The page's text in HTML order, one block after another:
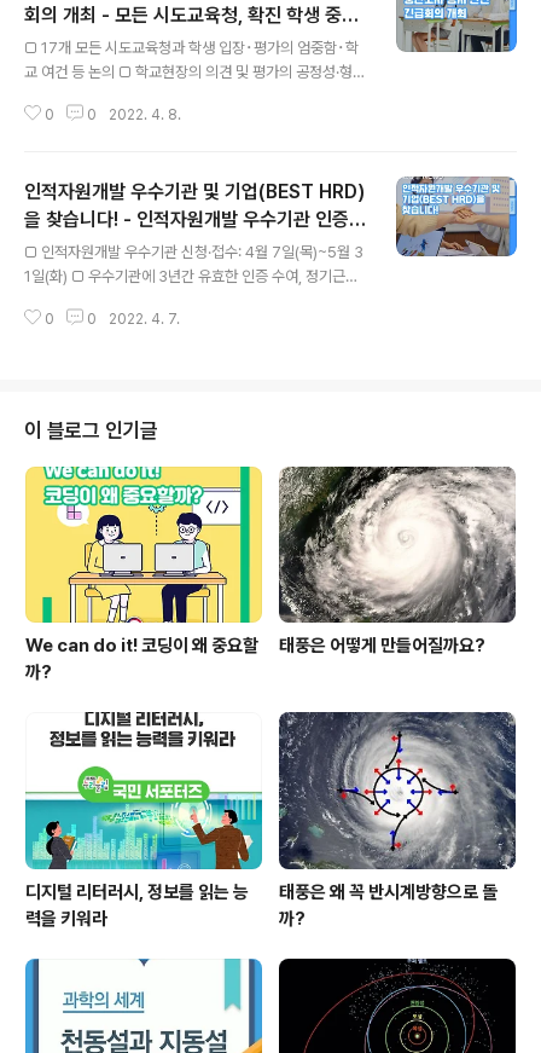
회의 개최 - 모든 시도교육청, 확진 학생 중간
고사 응시 제한 원칙 유지 협의 -
□ 17개 모든 시도교육청과 학생 입장･평가의 엄중함･학
교 여건 등 논의 □ 학교현장의 의견 및 평가의 공정성·형평
행 방침(확진자 미응시) 유지 교육부(부총리 겸 교육부 장
도록 허용해달라는 요구와 관련하여 시도교육청과 집중 협
의하고자 긴급으로 비상 점검·지원단 회의를 4월 8일(금)
에 개최하였다. 코로나19 확진으로 보건당국으로부터 격
리 통보된 학생들은 ｢학교보건법｣ 제8조 등에 따라 등교
중지 대상 학생으로 분류되어 등교할 수 없으므로, 그동안
지필평가에 응시하지 않고 성적 인정점*을 부여받았다. *
0 0 2022. 4. 8.
인적자원개발 우수기관 및 기업(BEST HRD)
을 찾습니다! - 인적자원개발 우수기관 인증
사업 공고 -
□ 인적자원개발 우수기관 신청·접수: 4월 7일(목)~5월 3
1일(화) □ 우수기관에 3년간 유효한 인증 수여, 정기근로
혜)와 고용노동부(장관 안경덕)는 ‘2022년도 인적자원개
학습 기업)으로 나눠 진행된다. 특히, 올해부터 민간부문은
온라인 접수*로도 신청·접수가 가능하며, 기존처럼 한국산
업인력공단 지부·지사를 통한 우편 및 방문접수도 가능하
다. * www.hrd4u.or.kr 참조 (인적자원개발 우수기관 인
증 페이지>온라인 신청>신청서 작성) 한편, 2006년부..
0 0 2022. 4. 7.
이 블로그 인기글
We can do it! 코딩이 왜 중요할
까?
태풍은 어떻게 만들어질까요?
디지털 리터러시, 정보를 읽는 능
력을 키워라
태풍은 왜 꼭 반시계방향으로 돌
까?